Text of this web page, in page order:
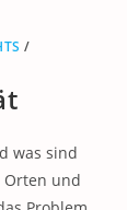
/
was sind
und